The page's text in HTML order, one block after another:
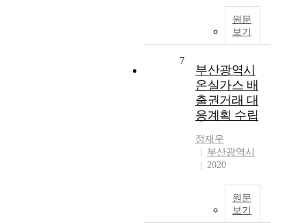
원문
보기
7
부산광역시
온실가스 배
출권거래 대
응계획 수립
정재우
부산광역시
2020
원문
보기